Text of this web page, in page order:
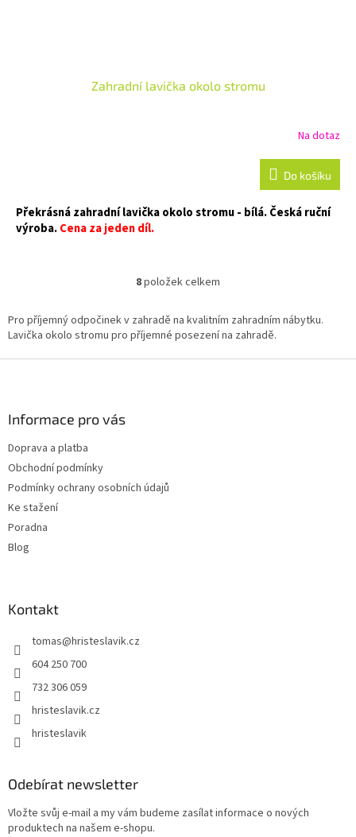
Zahradní lavička okolo stromu
Na dotaz
Do košíku
Překrásná zahradní lavička okolo stromu - bílá.Česká ruční
výroba.Cena za jeden díl.
O
l
á
a
8položek celkem
Pro příjemný odpočinek v zahradě na kvalitním zahradním nábytku.
Lavička okolo stromu pro příjemné posezení na zahradě.
Informace pro vás
Doprava a platba
Obchodní podmínky
Podmínky ochrany osobních údajů
Ke stažení
Poradna
Blog
Kontakt
tomas@hristeslavik.cz
604 250 700
732 306 059
hristeslavik.cz
hristeslavik
Odebírat newsletter
Vložte svůj e-mail a my vám budeme zasílat informace o nových
produktech na našem e-shopu.